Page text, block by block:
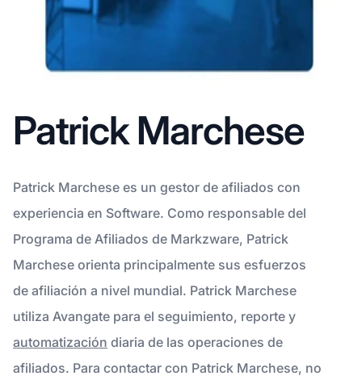
Patrick Marchese
Patrick Marchese es un gestor de afiliados con
experiencia en Software. Como responsable del
Programa de Afiliados de Markzware, Patrick
Marchese orienta principalmente sus esfuerzos
de afiliación a nivel mundial. Patrick Marchese
utiliza Avangate para el seguimiento, reporte y
automatización diaria de las operaciones de
afiliados. Para contactar con Patrick Marchese, no